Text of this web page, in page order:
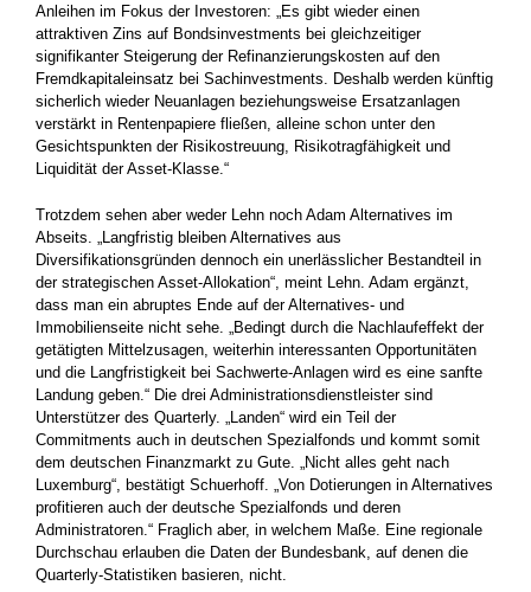
Anleihen im Fokus der Investoren: „Es gibt wieder einen
attraktiven Zins auf Bondsinvestments bei gleichzeitiger
signifikanter Steigerung der Refinanzierungskosten auf den
Fremdkapitaleinsatz bei Sachinvestments. Deshalb werden künftig
sicherlich wieder Neuanlagen beziehungsweise Ersatzanlagen
verstärkt in Rentenpapiere fließen, alleine schon unter den
Gesichtspunkten der Risikostreuung, Risikotragfähigkeit und
Liquidität der Asset-Klasse.“
Trotzdem sehen aber weder Lehn noch Adam Alternatives im
Abseits. „Langfristig bleiben Alternatives aus
Diversifikationsgründen dennoch ein unerlässlicher Bestandteil in
der strategischen Asset-Allokation“, meint Lehn. Adam ergänzt,
dass man ein abruptes Ende auf der Alternatives- und
Immobilienseite nicht sehe. „Bedingt durch die Nachlaufeffekt der
getätigten Mittelzusagen, weiterhin interessanten Opportunitäten
und die Langfristigkeit bei Sachwerte-Anlagen wird es eine sanfte
Landung geben.“ Die drei Administrationsdienstleister sind
Unterstützer des Quarterly. „Landen“ wird ein Teil der
Commitments auch in deutschen Spezialfonds und kommt somit
dem deutschen Finanzmarkt zu Gute. „Nicht alles geht nach
Luxemburg“, bestätigt Schuerhoff. „Von Dotierungen in Alternatives
profitieren auch der deutsche Spezialfonds und deren
Administratoren.“ Fraglich aber, in welchem Maße. Eine regionale
Durchschau erlauben die Daten der Bundesbank, auf denen die
Quarterly-Statistiken basieren, nicht.